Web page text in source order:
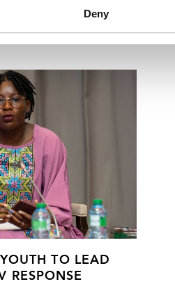
Deny
TO LEAD
RESPONSE